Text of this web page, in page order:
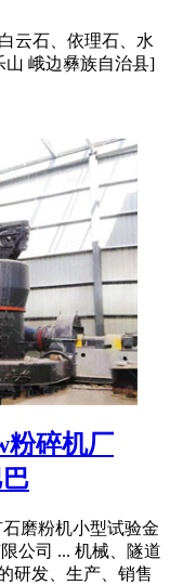
云石、依理石、水
山 峨边彝族自治县]
粉碎机厂
磨粉机小型试验金
公司 ... 机械、隧道
研发、生产、销售